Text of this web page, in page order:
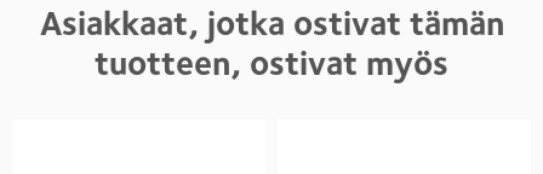
Asiakkaat, jotka ostivat tämän
tuotteen, ostivat myös